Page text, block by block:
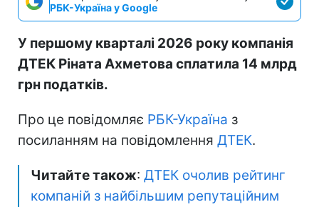
РБК-Україна у Google
У першому кварталі 2026 року компанія
ДТЕК Ріната Ахметова сплатила 14 млрд
грн податків.
Про це повідомляє РБК-Україна з
посиланням на повідомлення ДТЕК.
Читайте також: ДТЕК очолив рейтинг
компаній з найбільшим репутаційним